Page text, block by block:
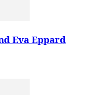
Eva Eppard